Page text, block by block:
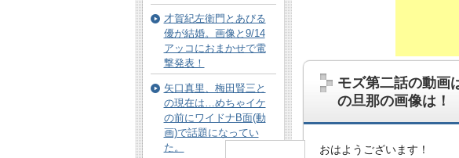
モズ第二話の動画
の旦那の画像は！
おはようございます！
才賀紀左衛門とあびる
優が結婚。画像と9/14
アッコにおまかせで電
撃発表！
矢口真里、梅田賢三と
の現在は…めちゃイケ
の前にワイドナB面(動
画)で話題になってい
た。